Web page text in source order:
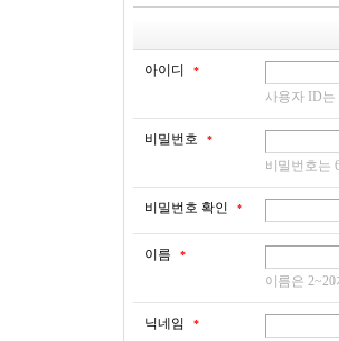
제4조 (약관 외 준
본 약관에 명시되
업법, 정보통신망
제 2 장 회원의 가
- 기타 선택항목
개인맞춤서비스를
● 수집하는 개인정
- 필수항목 : 아이
직장주소, 전화번
- 선택정보 : 홈페
화, 제품등록번호
- 자동수집항목 : 접
1. 개인정보의 처리
니어링그룹')은(는
개인정보는 다음의
경될 시에는 사전
가. 홈페이지 회원
회원 가입의사 확
유지·관리, 제한적
지, 만14세 미만 아
아이디 *
사용자 ID
비밀번호 *
비밀번호는
비밀번호 확인 *
이름 *
이름은
닉네임 *